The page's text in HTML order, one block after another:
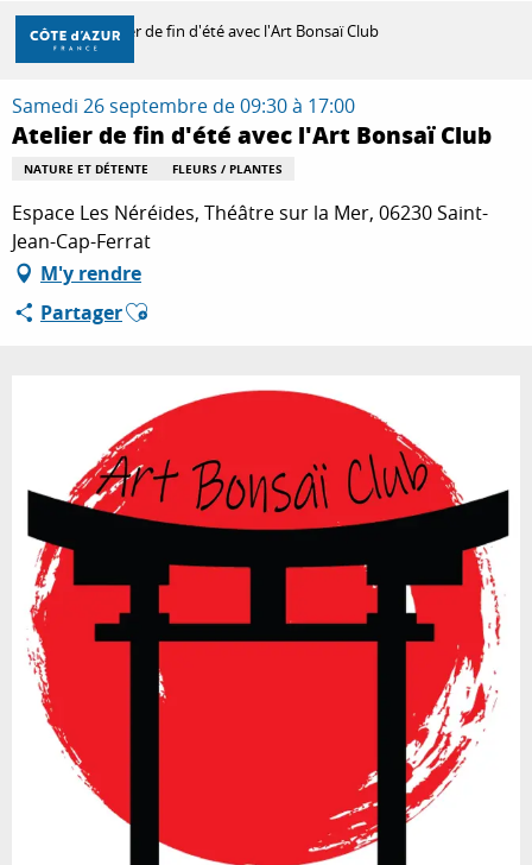
Aller
contenu
principal
DÉCOUVRIR
À FAIRE
SÉJOURNER
Accueil Atelier de fin d'été avec l'Art Bonsaï Club
Samedi 26 septembre de 09:30 à 17:00
Atelier de fin d'été avec l'Art Bonsaï Club
NATURE ET DÉTENTE FLEURS / PLANTES
Espace Les Néréides, Théâtre sur la Mer, 06230 Saint-
Jean-Cap-Ferrat
M'y rendre
PartagerAjouter aux favoris